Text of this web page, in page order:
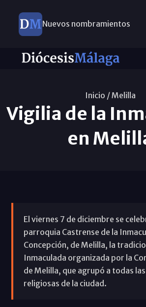
Nuevos nombramientos
Inicio /Melilla
Vigilia de la
en
El viernes 7 de diciembre se
parroquia Castrense de la
Concepción, de Melilla, la
Inmaculada organizada por la
de Melilla, que agrupó a todas
religiosas de la ciudad.